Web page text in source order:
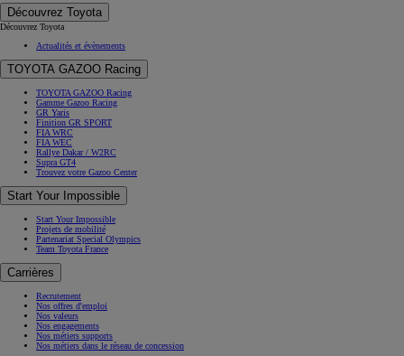
Découvrez Toyota
Découvrez Toyota
Actualités et évènements
TOYOTA GAZOO Racing
TOYOTA GAZOO Racing
Gamme Gazoo Racing
GR Yaris
Finition GR SPORT
FIA WRC
FIA WEC
Rallye Dakar / W2RC
Supra GT4
Trouvez votre Gazoo Center
Start Your Impossible
Start Your Impossible
Projets de mobilité
Partenariat Special Olympics
Team Toyota France
Carrières
Recrutement
Nos offres d'emploi
Nos valeurs
Nos engagements
Nos métiers supports
Nos métiers dans le réseau de concession